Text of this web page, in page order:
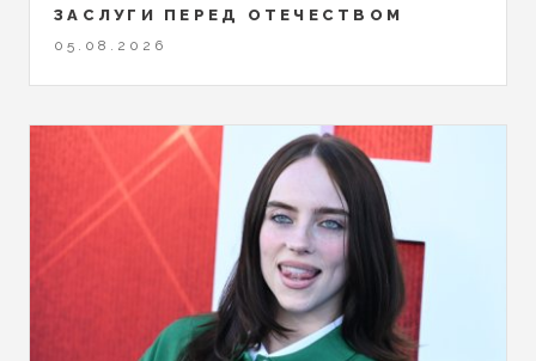
ЗАСЛУГИ ПЕРЕД ОТЕЧЕСТВОМ
05.08.2026